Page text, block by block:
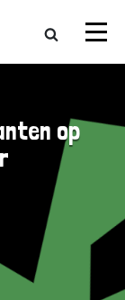
op